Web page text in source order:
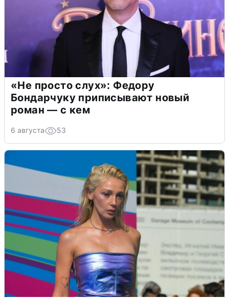
«Не просто слух»: Федору
Бондарчуку приписывают новый
роман — с кем
6 августа 53